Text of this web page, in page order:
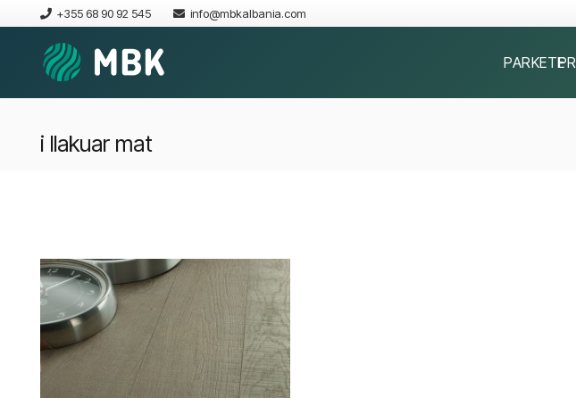
+355 68 90 92 545 info@mbkalbania.com
PARKETE
i llakuar mat